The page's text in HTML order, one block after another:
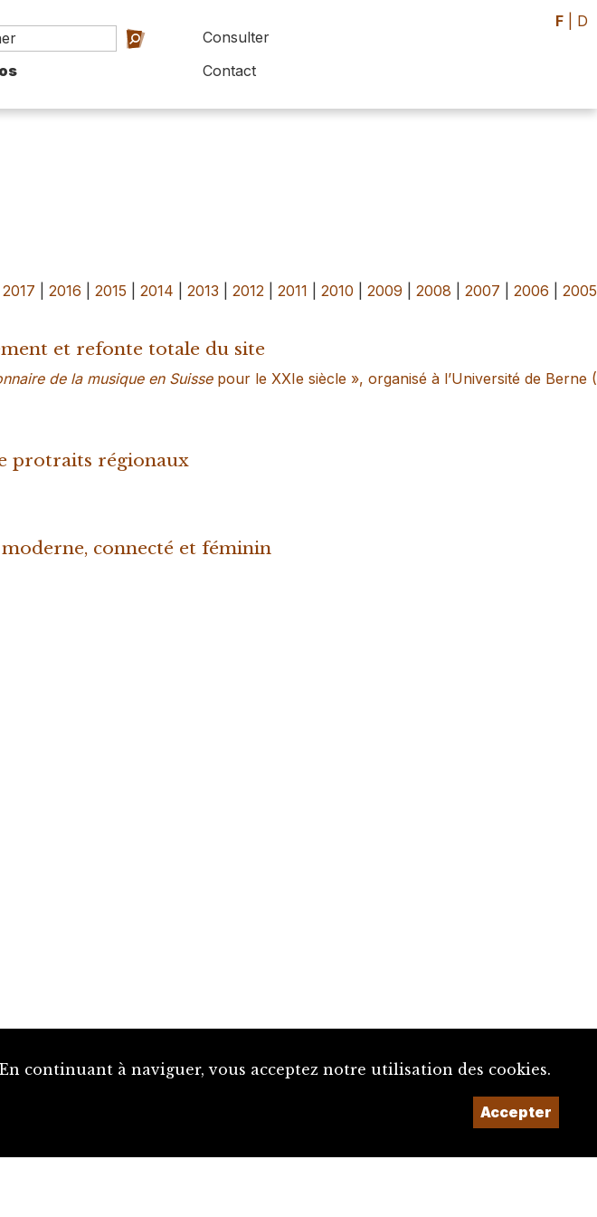
Consulter
Contact
F D
2017 |2016 |2015 |2014 |2013 |2012 |2011 |2010 |2009 |2008 |2007 |2006 |2005
et refonte totale du site
de la musique en Suissepour le XXIe siècle », organisé à l’Université de Berne
protraits régionaux
connecté et féminin
continuant à naviguer, vous acceptez notre utilisation des cookies.
Accepter